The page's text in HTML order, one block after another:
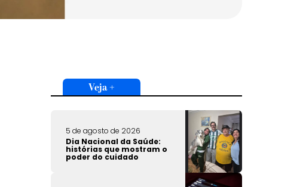
Veja +
5 de agosto de 2026
Dia Nacional da Saúde:
histórias que mostram o
poder do cuidado